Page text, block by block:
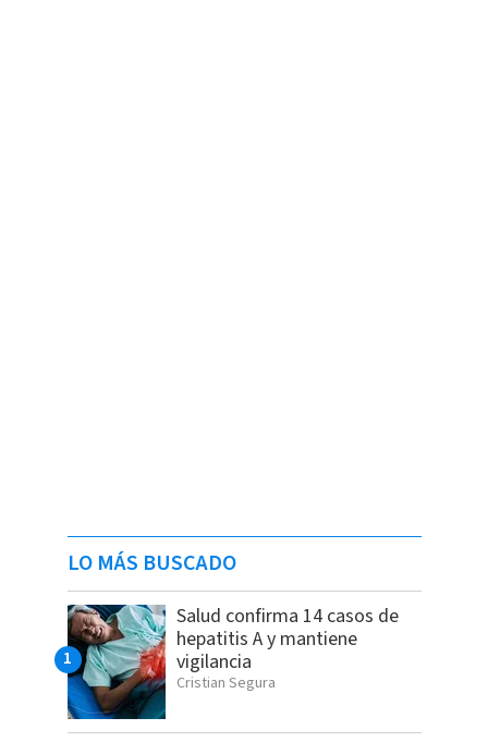
LO MÁS BUSCADO
Salud confirma 14 casos de
hepatitis A y mantiene
vigilancia
Cristian Segura